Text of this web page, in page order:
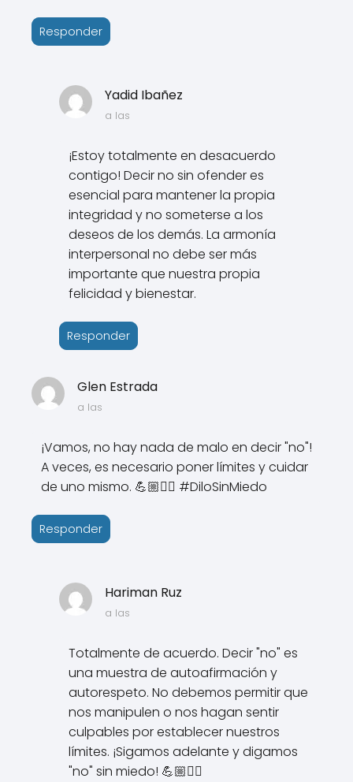
Responder
Yadid Ibañez
a las
¡Estoy totalmente en desacuerdo
contigo! Decir no sin ofender es
esencial para mantener la propia
integridad y no someterse a los
deseos de los demás. La armonía
interpersonal no debe ser más
importante que nuestra propia
felicidad y bienestar.
Responder
Glen Estrada
a las
¡Vamos, no hay nada de malo en decir "no"!
A veces, es necesario poner límites y cuidar
de uno mismo. 💪🏼✋🏼 #DiloSinMiedo
Responder
Hariman Ruz
a las
Totalmente de acuerdo. Decir "no" es
una muestra de autoafirmación y
autorespeto. No debemos permitir que
nos manipulen o nos hagan sentir
culpables por establecer nuestros
límites. ¡Sigamos adelante y digamos
"no" sin miedo! 💪🏼✋🏼